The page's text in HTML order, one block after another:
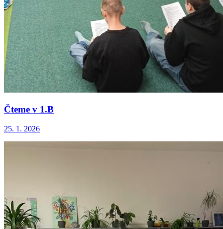
Čteme v 1.B
25. 1. 2026